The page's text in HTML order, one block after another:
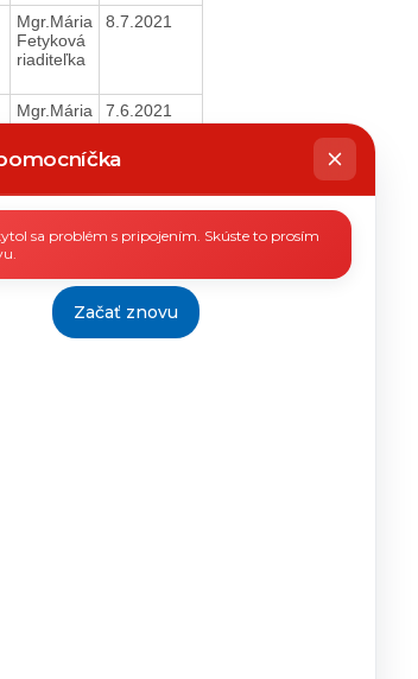
Mgr.Mária
Fetyková
riaditeľka
8.7.2021
Mgr.Mária
Fetyková
riaditeľka
7.6.2021
Mgr.Mária
riaditeľka
7.6.2021
Mgr.Mária
Fetyková
riaditeľka
7.6.2021
sa problém s pripojením. Skúste to prosím
Začať znovu